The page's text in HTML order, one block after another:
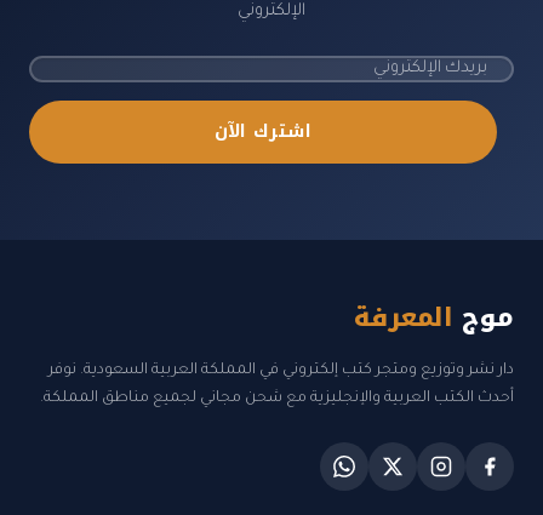
الإلكتروني
اشترك الآن
موج المعرفة
دار نشر وتوزيع ومتجر كتب إلكتروني في المملكة العربية السعودية. نوفر
أحدث الكتب العربية والإنجليزية مع شحن مجاني لجميع مناطق المملكة.